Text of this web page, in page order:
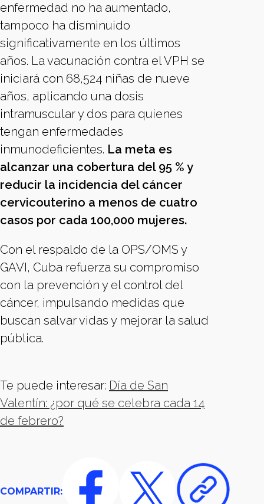
enfermedad no ha aumentado,
tampoco ha disminuido
significativamente en los últimos
años. La vacunación contra el VPH se
iniciará con 68,524 niñas de nueve
años, aplicando una dosis
intramuscular y dos para quienes
tengan enfermedades
inmunodeficientes. La meta es
alcanzar una cobertura del 95 % y
reducir la incidencia del cáncer
cervicouterino a menos de cuatro
casos por cada 100,000 mujeres.
Con el respaldo de la OPS/OMS y
GAVI, Cuba refuerza su compromiso
con la prevención y el control del
cáncer, impulsando medidas que
buscan salvar vidas y mejorar la salud
pública.
Te puede interesar: Día de San
Valentín: ¿por qué se celebra cada 14
de febrero?
COMPARTIR: